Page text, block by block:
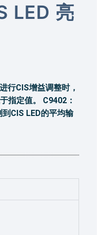
LED 亮
行CIS增益调整时，
指定值。 C9402：
CIS LED的平均输